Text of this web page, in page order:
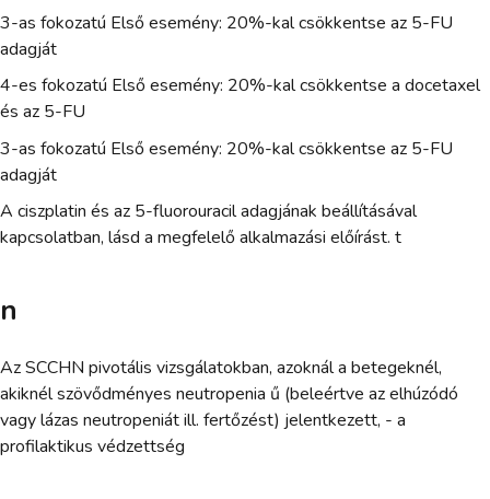
3-as fokozatú Első esemény: 20%-kal csökkentse az 5-FU
adagját
4-es fokozatú Első esemény: 20%-kal csökkentse a docetaxel
és az 5-FU
3-as fokozatú Első esemény: 20%-kal csökkentse az 5-FU
adagját
A ciszplatin és az 5-fluorouracil adagjának beállításával
kapcsolatban, lásd a megfelelő alkalmazási előírást. t
n
Az SCCHN pivotális vizsgálatokban, azoknál a betegeknél,
akiknél szövődményes neutropenia ű (beleértve az elhúzódó
vagy lázas neutropeniát ill. fertőzést) jelentkezett, - a
profilaktikus védzettség